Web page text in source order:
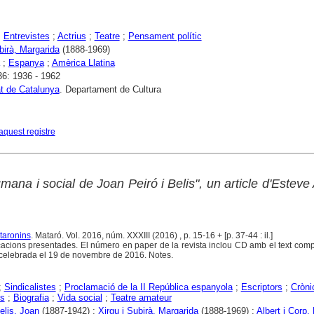
Entrevistes ; Actrius ; Teatre; Pensament polític
Margarida(1888-1969)
; Espanya; Amèrica Llatina
1936 - 1962
de Catalunya. Departament de Cultura
registre
i social de Joan Peiró i Belis", un article d'Esteve
. Mataró. Vol. 2016, núm. XXXIII (2016) , p. 15-16 + [p. 37-44 : il.]
presentades. El número en paper de la revista inclou CD amb el text
el 19 de novembre de 2016. Notes.
Sindicalistes ; Proclamació de la II República espanyola; Escriptors ;
; Biografia; Vida social ; Teatre amateur
Joan(1887-1942) ; Xirgu i Subirà, Margarida(1888-1969) ; Albert i Corp,